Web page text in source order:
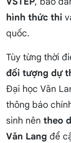
hình thức thi
quốc.
Tùy từng thời
đối tượng dự
Đại học Văn
thông báo
sinh nên theo
Văn Lang để